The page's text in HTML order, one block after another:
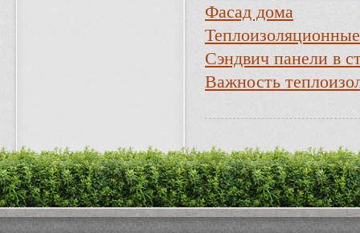
Фасад дома
Сэндвич панели в
Важность